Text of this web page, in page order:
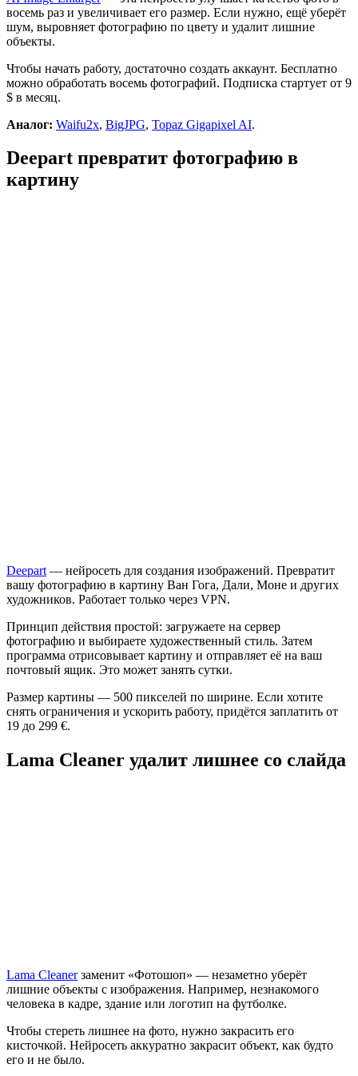
восемь раз и увеличивает его размер. Если нужно, ещё уберёт
шум, выровняет фотографию по цвету и удалит лишние
объекты.
Чтобы начать работу, достаточно создать аккаунт. Бесплатно
можно обработать восемь фотографий. Подписка стартует от 9
$ в месяц.
Аналог: Waifu2x, BigJPG, Topaz Gigapixel AI.
Deepart превратит фотографию в
картину
Deepart — нейросеть для создания изображений. Превратит
вашу фотографию в картину Ван Гога, Дали, Моне и других
художников. Работает только через VPN.
Принцип действия простой: загружаете на сервер
фотографию и выбираете художественный стиль. Затем
программа отрисовывает картину и отправляет её на ваш
почтовый ящик. Это может занять сутки.
Размер картины — 500 пикселей по ширине. Если хотите
снять ограничения и ускорить работу, придётся заплатить от
19 до 299 €.
Lama Cleaner удалит лишнее со слайда
Lama Cleanerзаменит «Фотошоп» — незаметно уберёт
лишние объекты с изображения. Например, незнакомого
человека в кадре, здание или логотип на футболке.
Чтобы стереть лишнее на фото, нужно закрасить его
кисточкой. Нейросеть аккуратно закрасит объект, как будто
его и не было.